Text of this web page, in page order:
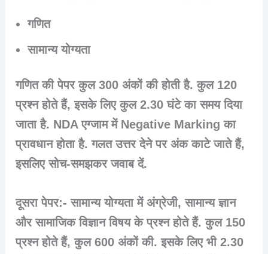
गणित
सामान्य योग्यता
गणित की पेपर कुल300 अंकोंकी होती है. कुल 120
प्रश्न होते हैं, इसके लिए कुल 2.30 घंटे का समय दिया
जाता है. NDA एग्जाम में Negative Marking का
प्रावधान होता है. गलत उत्तर देने पर अंक काटे जाते हैं,
इसलिए सोच-समझकर जवाब दें.
दूसरा पेपर:- सामान्य योग्यता में अंग्रेजी, सामान्य ज्ञान
और सामाजिक विज्ञान विषय के प्रश्न होते हैं. कुल 150
प्रश्न होते हैं, कुल600 अंकोंकी. इसके लिए भी 2.30